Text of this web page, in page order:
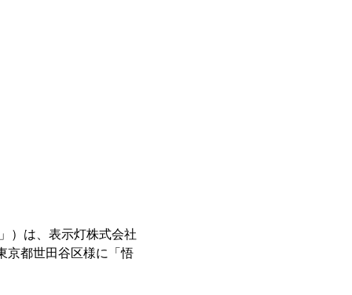
）は、表示灯株式会社
京都世田谷区様に「悟